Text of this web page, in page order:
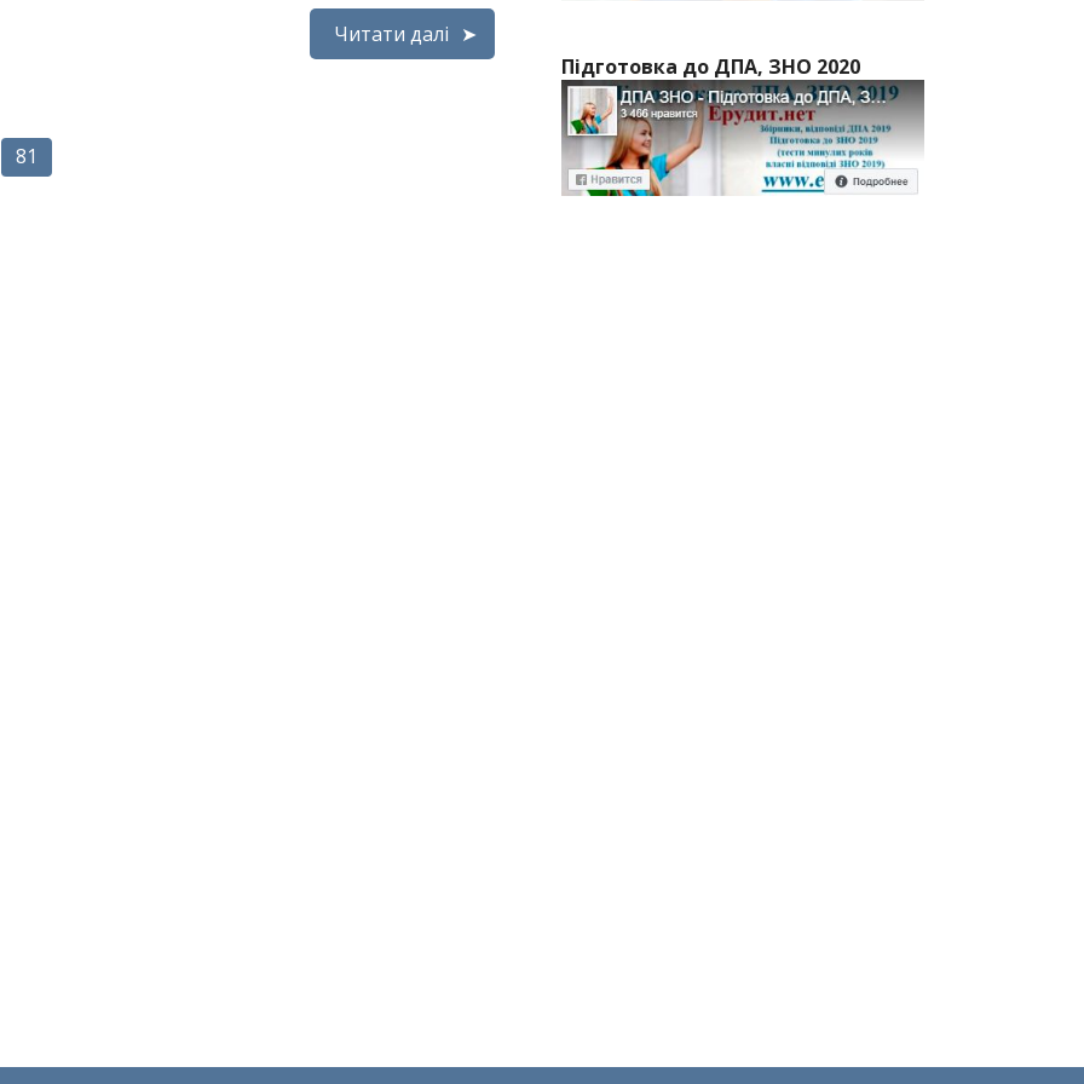
Читати далі
81
Підготовка до ДПА, ЗНО 2020